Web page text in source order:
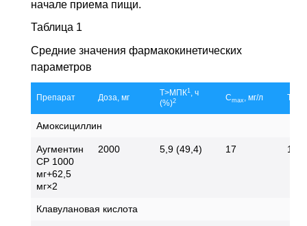
начале приема пищи.
Таблица 1
Средние значения фармакокинетических
параметров
Препарат Доза, мг Т>МПК1 , ч
(%)2 Cmax , мг/л T
Амоксициллин
Аугментин
СР 1000
мг+62,5
мг×2
2000 5,9 (49,4) 17 1,5
Клавулановая кислота